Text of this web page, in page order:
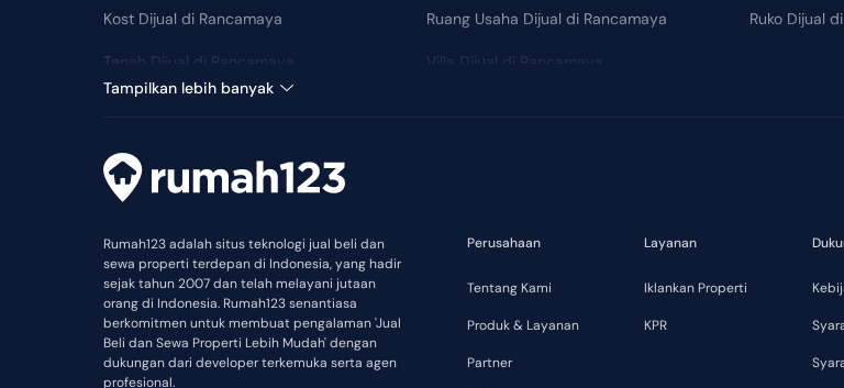
Kost Dijual di Rancamaya Ruang Usaha Dijual di Rancamaya Ruko Dijual
Tanah Dijual di Rancamaya
Harga Tengah: Rp 8 Juta
Villa Dijual di Rancamaya
Tampilkan lebih banyak
Rumah123 adalah situs teknologi jual beli dan
sewa properti terdepan di Indonesia, yang hadir
sejak tahun 2007 dan telah melayani jutaan
orang di Indonesia. Rumah123 senantiasa
berkomitmen untuk membuat pengalaman 'Jual
Beli dan Sewa Properti Lebih Mudah' dengan
dukungan dari developer terkemuka serta agen
profesional.
Perusahaan
Tentang Kami
Produk & Layanan
Partner
Layanan
Iklankan Properti
KPR